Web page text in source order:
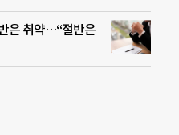
은 취약…“절반은